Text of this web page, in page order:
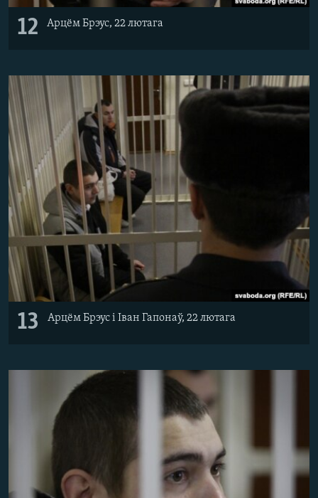
12 Арцём Брэус, 22 лютага
13 Арцём Брэус і Іван Гапонаў, 22 лютага